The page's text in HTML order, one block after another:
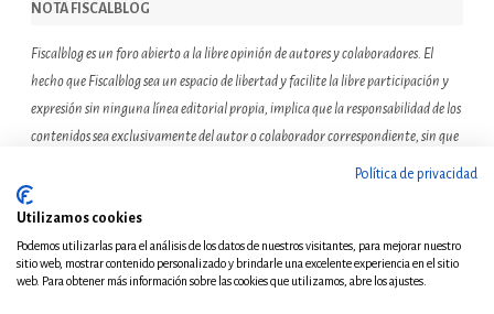
NOTA FISCALBLOG
Fiscalblog es un foro abierto a la libre opinión de autores y colaboradores. El
hecho que Fiscalblog sea un espacio de libertad y facilite la libre participación y
expresión sin ninguna línea editorial propia, implica que la responsabilidad de los
contenidos sea exclusivamente del autor o colaborador correspondiente, sin que
ello suponga que el resto de miembros de la comunidad de Fiscalblog asuman o
compartan las reflexiones u opiniones expresadas.
Política de privacidad
Utilizamos cookies
Podemos utilizarlas para el análisis de los datos de nuestros visitantes, para mejorar nuestro
sitio web, mostrar contenido personalizado y brindarle una excelente experiencia en el sitio
web. Para obtener más información sobre las cookies que utilizamos, abre los ajustes.